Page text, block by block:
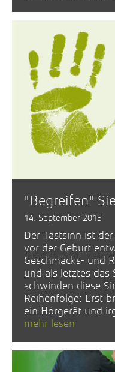
"Begreifen"
14. September 2015
Der Tastsinn ist
vor der Geburt
Geschmacks- und
und als letztes das
schwinden diese
Reihenfolge: Erst
ein Hörgerät und
mehr lesen